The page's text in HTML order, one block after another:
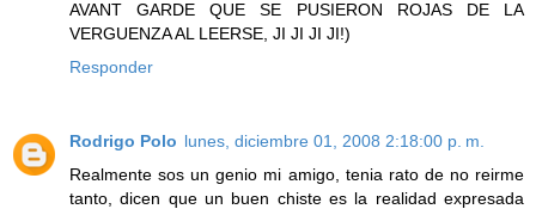
AVANT GARDE QUE SE PUSIERON ROJAS DE LA
VERGUENZA AL LEERSE, JI JI JI JI!)
Responder
Rodrigo Polo lunes, diciembre 01, 2008 2:18:00 p. m.
Realmente sos un genio mi amigo, tenia rato de no reirme
tanto, dicen que un buen chiste es la realidad expresada